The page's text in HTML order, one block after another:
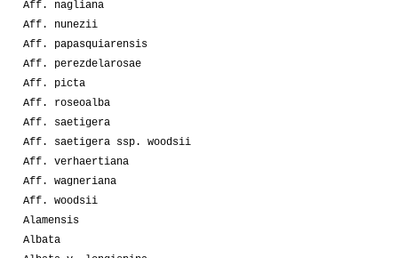
Aff. nagliana
Aff. nunezii
Aff. papasquiarensis
Aff. perezdelarosae
Aff. picta
Aff. roseoalba
Aff. saetigera
Aff. saetigera ssp. woodsii
Aff. verhaertiana
Aff. wagneriana
Aff. woodsii
Alamensis
Albata